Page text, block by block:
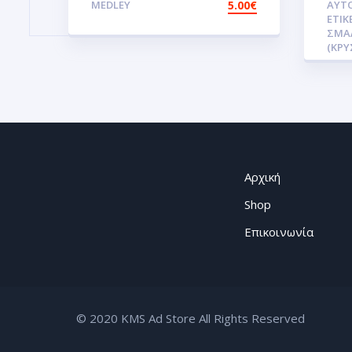
Σμάλτου.Αυτοκόλλητα.stickers
MEDLEY 5.00€
3D
Αρχική
Shop
Επικοινωνία
© 2020 KMS Ad Store All Rights Reserved